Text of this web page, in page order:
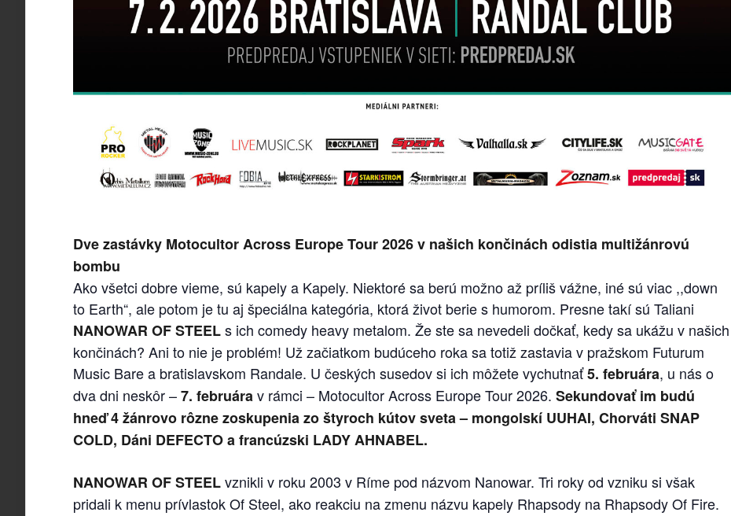
Dve zastávky Motocultor Across Europe Tour 2026 v našich končinách odistia multižánrovú
bombu
Ako všetci dobre vieme, sú kapely a Kapely. Niektoré sa berú možno až príliš vážne, iné sú viac ,,down
to Earth“, ale potom je tu aj špeciálna kategória, ktorá život berie s humorom. Presne takí sú Taliani
NANOWAR OF STEELs ich comedy heavy metalom. Že ste sa nevedeli dočkať, kedy sa ukážu v našich
končinách? Ani to nie je problém! Už začiatkom budúceho roka sa totiž zastavia v pražskom Futurum
Music Bare a bratislavskom Randale. U českých susedov si ich môžete vychutnať5. februára, u nás o
dva dni neskôr –7. februárav rámci – Motocultor Across Europe Tour 2026. Sekundovať im budú
hneď 4 žánrovo rôzne zoskupenia zo štyroch kútov sveta – mongolskí UUHAI, Chorváti SNAP
COLD, Dáni DEFECTO a francúzski LADY AHNABEL.
NANOWAR OF STEELvznikli v roku 2003 v Ríme pod názvom Nanowar. Tri roky od vzniku si však
pridali k menu prívlastok Of Steel, ako reakciu na zmenu názvu kapely Rhapsody na Rhapsody Of Fire.